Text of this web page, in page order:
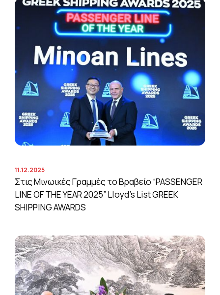
11.12.2025
Στις Μινωικές Γραμμές το Βραβείο “PASSENGER
LINE OF THE YEAR 2025” Lloyd’s List GREEK
SHIPPING AWARDS